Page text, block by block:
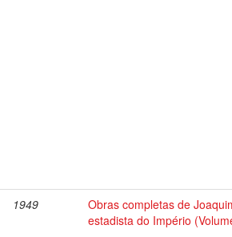
1949
Obras completas de
estadista do Império